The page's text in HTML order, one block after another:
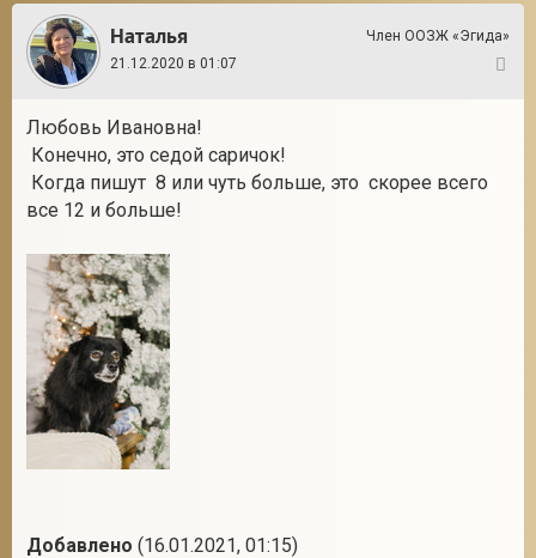
Наталья
Член ООЗЖ «Эгида»
21.12.2020 в 01:07
Любовь Ивановна!
Конечно, это седой саричок!
Когда пишут 8 или чуть больше, это скорее всего
все 12 и больше!
Добавлено (16.01.2021, 01:15)